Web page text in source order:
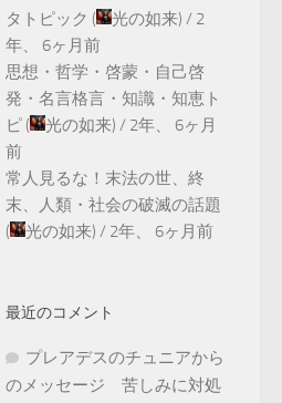
タトピック ( 光の如来) / 2
年、 6ヶ月前
思想・哲学・啓蒙・自己啓
発・名言格言・知識・知恵ト
ピ ( 光の如来) / 2年、 6ヶ月
前
常人見るな！末法の世、終
末、人類・社会の破滅の話題
(
光の如来) / 2年、 6ヶ月前
最近のコメント
プレアデスのチュニアから
のメッセージ 苦しみに対処